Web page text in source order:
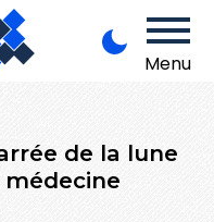
Menu
de la lune
médecine